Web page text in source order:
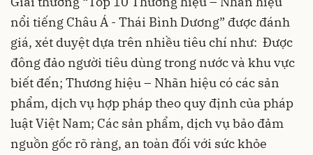
nổi tiếng Châu Á - Thái Bình Dương” được đánh
giá, xét duyệt dựa trên nhiều tiêu chí như: Được
đông đảo người tiêu dùng trong nước và khu vực
biết đến; Thương hiệu – Nhãn hiệu có các sản
phẩm, dịch vụ hợp pháp theo quy định của pháp
luật Việt Nam; Các sản phẩm, dịch vụ bảo đảm
nguồn gốc rõ ràng, an toàn đối với sức khỏe